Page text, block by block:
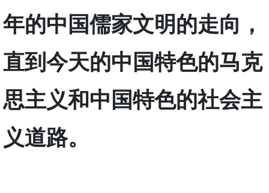
年的中国儒家文明的走向，
直到今天的中国特色的马克
思主义和中国特色的社会主
义道路。